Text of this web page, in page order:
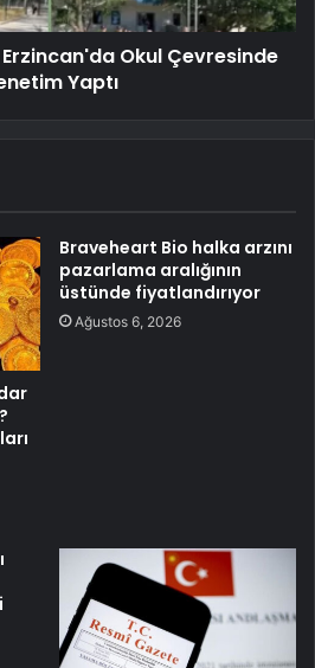
Okul Çevresinde
Yaptı
Braveheart Bio halka arzını
pazarlama aralığının
üstünde fiyatlandırıyor
Ağustos 6, 2026